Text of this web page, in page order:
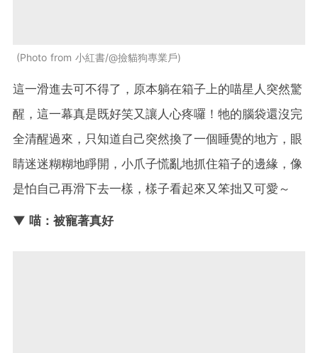
Photo from 小紅書/@撿貓狗專業戶
這一滑進去可不得了，原本躺在箱子上的喵星人突然驚
醒，這一幕真是既好笑又讓人心疼囉！牠的腦袋還沒完
全清醒過來，只知道自己突然換了一個睡覺的地方，眼
睛迷迷糊糊地睜開，小爪子慌亂地抓住箱子的邊緣，像
是怕自己再滑下去一樣，樣子看起來又笨拙又可愛～
▼ 喵：被寵著真好